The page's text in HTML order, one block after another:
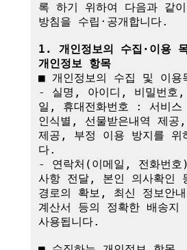
록 하기 위하여 다음과 같
방침을 수립·공개합니다.
1. 개인정보의 수집·이용
개인정보 항목
■ 개인정보의 수집 및 이용
- 실명, 아이디, 비밀번호,
일, 휴대전화번호 : 서비스
인식별, 선물받은내역 제공,
제공, 부정 이용 방지를 위
다.
- 연락처(이메일, 전화번
사항 전달, 본인 의사확인
경로의 확보, 최신 정보안
계산서 등의 정확한 배송지
사용됩니다.